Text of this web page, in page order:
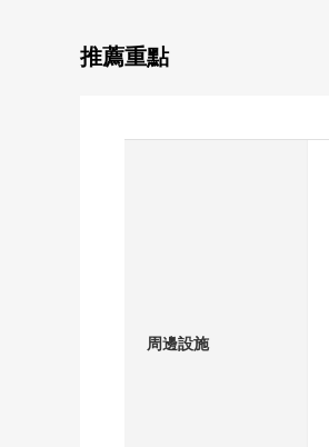
推薦重點
周邊設施